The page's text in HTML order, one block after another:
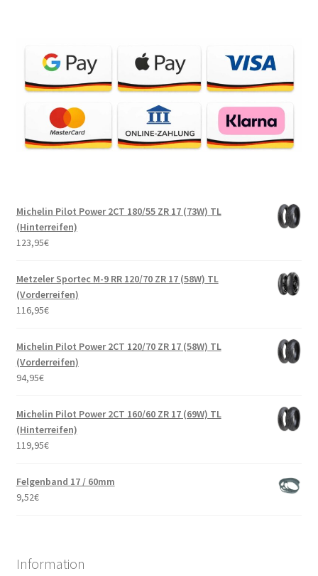
Michelin Pilot Power 2CT 180/55 ZR 17 (73W) TL
(Hinterreifen)
123,95€
Metzeler Sportec M-9 RR 120/70 ZR 17 (58W) TL
(Vorderreifen)
116,95€
Michelin Pilot Power 2CT 120/70 ZR 17 (58W) TL
(Vorderreifen)
94,95€
Michelin Pilot Power 2CT 160/60 ZR 17 (69W) TL
(Hinterreifen)
119,95€
Felgenband 17 / 60mm
9,52€
Information